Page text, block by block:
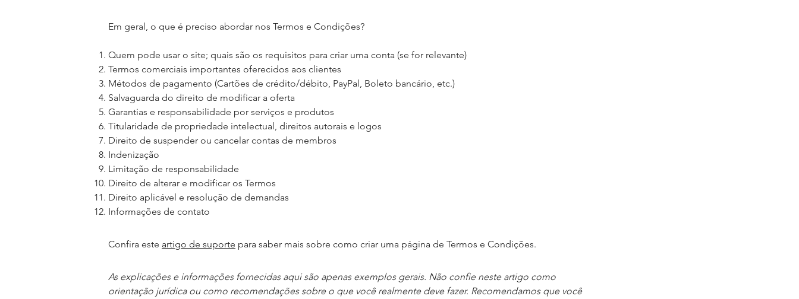
Em geral, o que é preciso abordar nos Termos e Condições?
Quem pode usar o site; quais são os requisitos para criar uma conta (se for relevante)
Termos comerciais importantes oferecidos aos clientes
Métodos de pagamento (Cartões de crédito/débito, PayPal, Boleto bancário, etc.)
Salvaguarda do direito de modificar a oferta
Garantias e responsabilidade por serviços e produtos
Titularidade de propriedade intelectual, direitos autorais e logos
Direito de suspender ou cancelar contas de membros
Indenização
Limitação de responsabilidade
Direito de alterar e modificar os Termos
Direito aplicável e resolução de demandas
Informações de contato
Confira este artigo de suporte para saber mais sobre como criar uma página de Termos e Condições.
As explicações e informações fornecidas aqui são apenas exemplos gerais. Não confie neste artigo como
orientação jurídica ou como recomendações sobre o que você realmente deve fazer. Recomendamos que você